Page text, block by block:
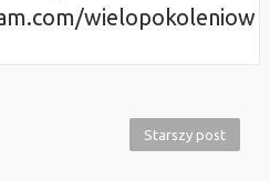
wielopokoleniow
Starszy post